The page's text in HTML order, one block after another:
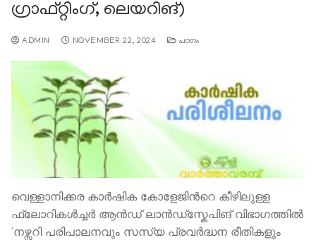
ഗ്രാഫ്റ്റിംഗ്, ലെയറിങ്)
ADMIN NOVEMBER 22, 2024 പഠനം
വെള്ളാനിക്കര കാര്‍ഷിക കോളേജിന്‍റെ കീഴിലുള്ള
ഫ്ലോറികള്‍ച്ചര്‍ ആന്‍ഡ് ലാന്‍ഡ്സ്കേപിങ് വിഭാഗത്തില്‍
‘നഴ്സറി പരിപാലനവും സസ്യ പ്രവര്‍ദ്ധന രീതികളും